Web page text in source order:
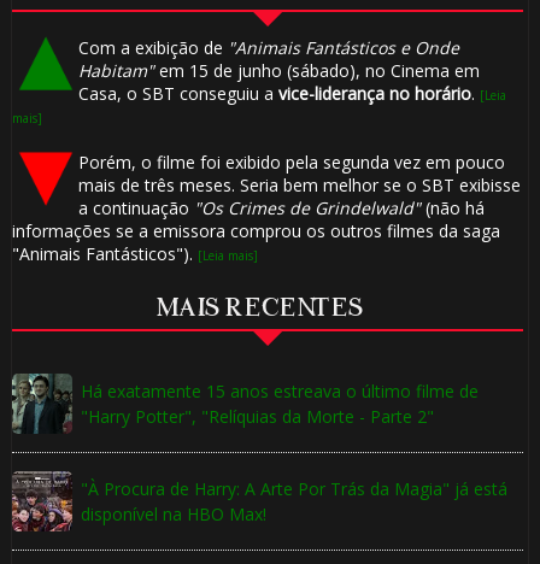
Com a exibição de "Animais Fantásticos e Onde
Habitam"em 15 de junho (sábado), no Cinema em
Casa, o SBT conseguiu a vice-liderança no horário. [Leia
mais]
Porém, o filme foi exibido pela segunda vez em pouco
mais de três meses. Seria bem melhor se o SBT exibisse
a continuação "Os Crimes de Grindelwald"(não há
informações se a emissora comprou os outros filmes da saga
"Animais Fantásticos"). [Leia mais]
MAIS RECENTES
Há exatamente 15 anos estreava o último filme de
"Harry Potter", "Relíquias da Morte - Parte 2"
"À Procura de Harry: A Arte Por Trás da Magia" já está
disponível na HBO Max!